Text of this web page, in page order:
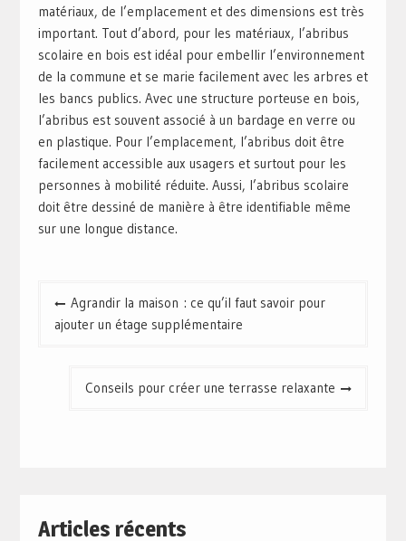
matériaux, de l’emplacement et des dimensions est très
important. Tout d’abord, pour les matériaux, l’abribus
scolaire en bois est idéal pour embellir l’environnement
de la commune et se marie facilement avec les arbres et
les bancs publics. Avec une structure porteuse en bois,
l’abribus est souvent associé à un bardage en verre ou
en plastique. Pour l’emplacement, l’abribus doit être
facilement accessible aux usagers et surtout pour les
personnes à mobilité réduite. Aussi, l’abribus scolaire
doit être dessiné de manière à être identifiable même
sur une longue distance.
Navigation
de
Agrandir la maison : ce qu’il faut savoir pour
ajouter un étage supplémentaire
Conseils pour créer une terrasse relaxante
Articles récents